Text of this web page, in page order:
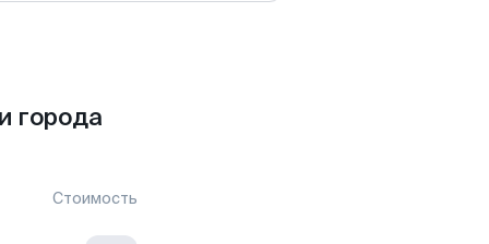
города
Стоимость